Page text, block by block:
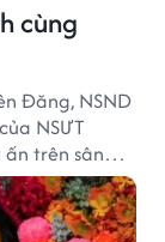
cùng
Đăng, NSND
NSƯT
trên sân